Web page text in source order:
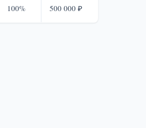
100%
500 000 ₽